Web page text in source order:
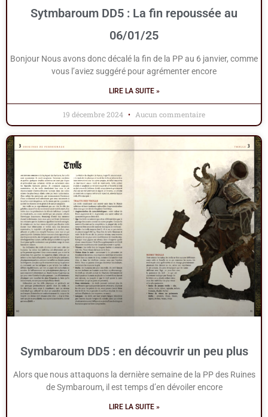
Sytmbaroum DD5 : La fin repoussée au
06/01/25
Bonjour Nous avons donc décalé la fin de la PP au 6 janvier, comme
vous l’aviez suggéré pour agrémenter encore
LIRE LA SUITE »
19 décembre 2024 Aucun commentaire
Symbaroum DD5 : en découvrir un peu plus
Alors que nous attaquons la dernière semaine de la PP des Ruines
de Symbaroum, il est temps d’en dévoiler encore
LIRE LA SUITE »